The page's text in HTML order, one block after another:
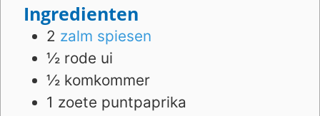
Ingredienten
2 zalm spiesen
½ rode ui
½ komkommer
1 zoete puntpaprika